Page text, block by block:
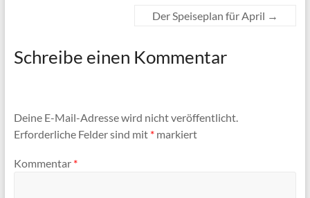
Der Speiseplan für April →
Schreibe einen Kommentar
Deine E-Mail-Adresse wird nicht veröffentlicht.
Erforderliche Felder sind mit *markiert
Kommentar *